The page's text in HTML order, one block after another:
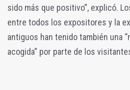
sido más que positivo”, explicó.
entre todos los expositores y la
antiguos han tenido también una
acogida” por parte de los